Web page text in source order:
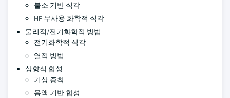
불소 기반 식각
HF 무사용 화학적 식각
물리적/전기화학적 방법
전기화학적 식각
열적 방법
상향식 합성
기상 증착
용액 기반 합성